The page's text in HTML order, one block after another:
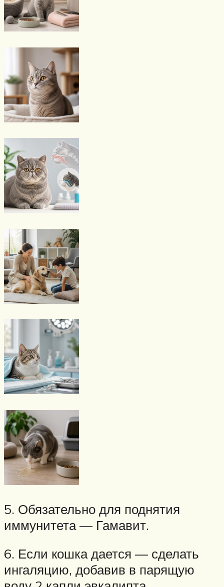
5. Обязательно для поднятия
иммунитета — Гамавит.
6. Если кошка дается — сделать
ингаляцию, добавив в парящую